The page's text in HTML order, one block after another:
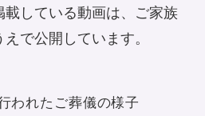
している動画は、ご家族
で公開しています。
われたご葬儀の様子